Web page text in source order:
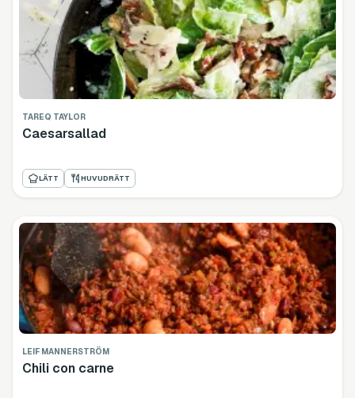
TAREQ TAYLOR
Caesarsallad
LÄTT HUVUDRÄTT
LEIF MANNERSTRÖM
Chili con carne